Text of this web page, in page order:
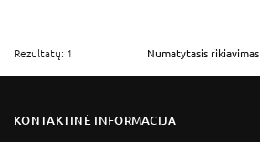
Rezultatų: 1
KONTAKTINĖ INFORMACIJA